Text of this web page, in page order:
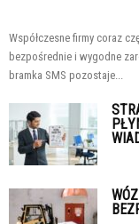
Współczesne firmy coraz
bezpośrednie i wygodne
bramka SMS pozostaje...